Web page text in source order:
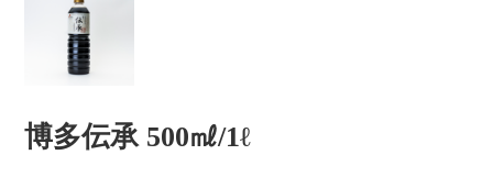
博多伝承 500㎖/1ℓ